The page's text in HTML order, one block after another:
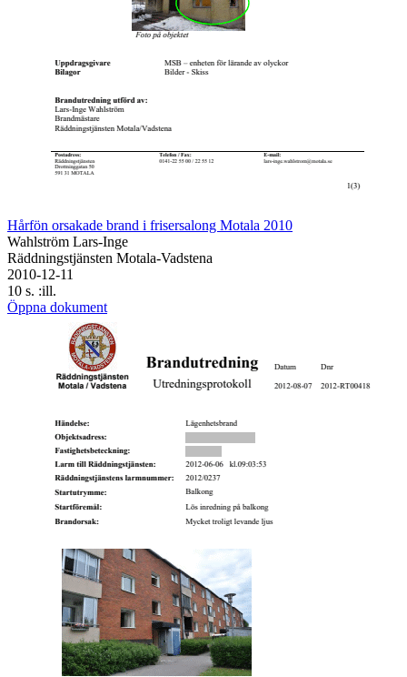
Hårfön orsakade brand i frisersalong Motala 2010
Wahlström Lars-Inge
Räddningstjänsten Motala-Vadstena
2010-12-11
10 s. :ill.
Öppna dokument